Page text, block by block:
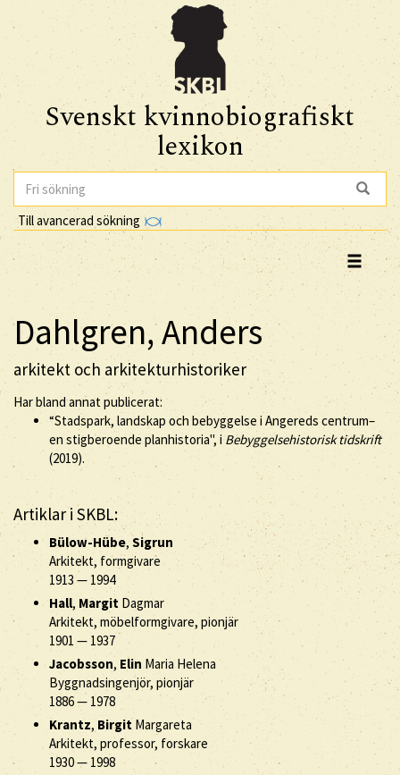
Svenskt kvinnobiografiskt
lexikon
Till avancerad sökning
Dahlgren, Anders
arkitekt och arkitekturhistoriker
Har bland annat publicerat:
“Stadspark, landskap och bebyggelse i Angereds centrum–
en stigberoende planhistoria", iBebyggelsehistorisk tidskrift
(2019).
Artiklar i SKBL:
Bülow-Hübe,Sigrun
Arkitekt, formgivare
1913— 1994
Hall, Margit Dagmar
Arkitekt, möbelformgivare, pionjär
1901 — 1937
Jacobsson, ElinMaria Helena
Byggnadsingenjör, pionjär
1886— 1978
Krantz, BirgitMargareta
Arkitekt, professor, forskare
1930—1998